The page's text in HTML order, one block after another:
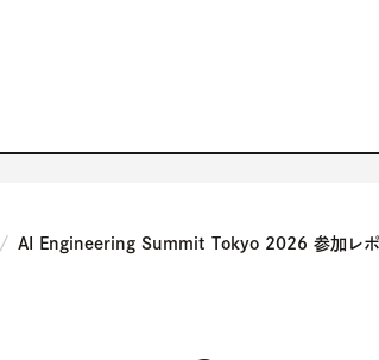
AI Engineering Summit Tokyo 2026 参加レポ